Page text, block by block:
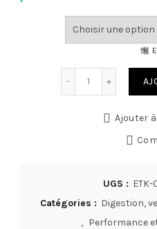
Ajouter
UGS : ETK-
Catégories : Digestion,
, Performance